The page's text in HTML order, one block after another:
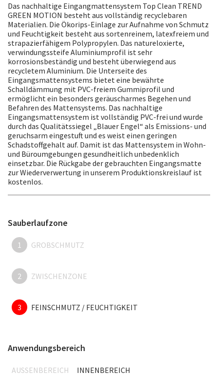
Das nachhaltige Eingangmattensystem Top Clean TREND
GREEN MOTION besteht aus vollständig recyclebaren
Materialien. Die Ökorips-Einlage zur Aufnahme von Schmutz
und Feuchtigkeit besteht aus sortenreinem, latexfreiem und
strapazierfähigem Polypropylen. Das natureloxierte,
verwindungssteife Aluminiumprofil ist sehr
korrosionsbeständig und besteht überwiegend aus
recycletem Aluminium. Die Unterseite des
Eingangsmattensystems bietet eine bewährte
Schalldämmung mit PVC-freiem Gummiprofil und
ermöglicht ein besonders geräuscharmes Begehen und
Befahren des Mattensystems. Das nachhaltige
Eingangsmattensystem ist vollständig PVC-frei und wurde
durch das Qualitätssiegel „Blauer Engel“ als Emissions- und
geruchsarm eingestuft und es weist einen geringen
Schadstoffgehalt auf. Damit ist das Mattensystem in Wohn-
und Büroumgebungen gesundheitlich unbedenklich
einsetzbar. Die Rückgabe der gebrauchten Eingangsmatte
zur Wiederverwertung in unserem Produktionskreislauf ist
kostenlos.
Sauberlaufzone
1 GROBSCHMUTZ
2 ZWISCHENZONE
3 FEINSCHMUTZ / FEUCHTIGKEIT
Anwendungsbereich
AUSSENBEREICH INNENBEREICH